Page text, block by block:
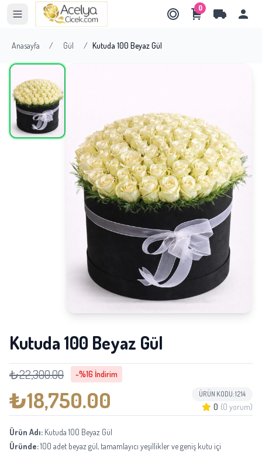
0
Anasayfa / Gül / Kutuda 100 Beyaz Gül
Kutuda 100 Beyaz Gül
₺22,300.00 -%16 İndirim
₺18,750.00 ÜRÜN KODU: 1214
0 (0 yorum)
Ürün Adı: Kutuda 100 Beyaz Gül
Üründe:100 adet beyaz gül, tamamlayıcı yeşillikler ve geniş kutu içi